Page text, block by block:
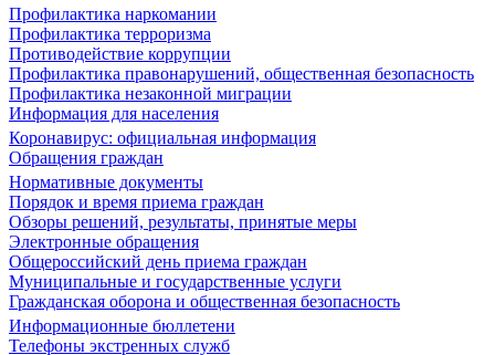
Профилактика наркомании
Профилактика терроризма
Противодействие коррупции
Профилактика правонарушений, общественная безопасность
Профилактика незаконной миграции
Информация для населения
Коронавирус: официальная информация
Обращения граждан
Нормативные документы
Порядок и время приема граждан
Обзоры решений, результаты, принятые меры
Электронные обращения
Общероссийский день приема граждан
Муниципальные и государственные услуги
Гражданская оборона и общественная безопасность
Информационные бюллетени
Телефоны экстренных служб